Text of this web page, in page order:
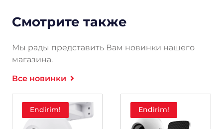
Смотрите также
Мы рады представить Вам новинки нашего
магазина.
Все новинки
Endirim! Endirim!